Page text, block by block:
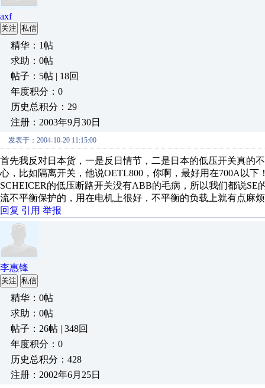
axf
关注 私信
精华：1帖
求助：0帖
帖子：5帖 | 18回
年度积分：0
历史总积分：29
注册：2003年9月30日
发表于：2004-10-20 11:15:00
首先我反对日本货，一是反日情节，二是日本的低压开关真的
心，比如隔离开关，他说OETL800，你啊，最好用在700A以
SCHEICER的低压断路开关没有ABB的毛病，所以我们都说
流不平衡保护的，用在电机上很好，不平衡的负载上就有点麻
回复 引用 举报
李惠锋
关注 私信
精华：0帖
求助：0帖
帖子：26帖 | 348回
年度积分：0
历史总积分：428
注册：2002年6月25日